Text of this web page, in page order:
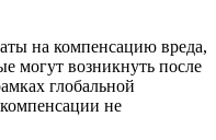
на компенсацию вреда,
могут возникнуть после
глобальной
не